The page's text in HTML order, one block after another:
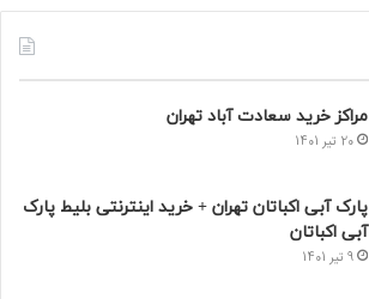
مراکز خرید سعادت‌ آباد تهران
20 تیر 1401
پارک آبی اکباتان تهران + خرید اینترنتی بلیط پارک
آبی اکباتان
9 تیر 1401